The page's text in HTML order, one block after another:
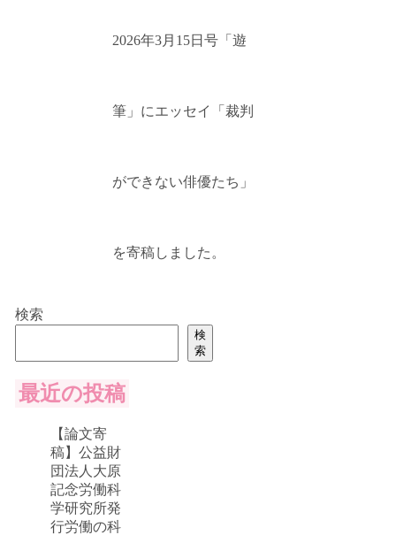
2026年3月15日号「遊
筆」にエッセイ「裁判
ができない俳優たち」
を寄稿しました。
検索
検
索
最近の投稿
【論文寄
稿】公益財
団法人大原
記念労働科
学研究所発
行労働の科